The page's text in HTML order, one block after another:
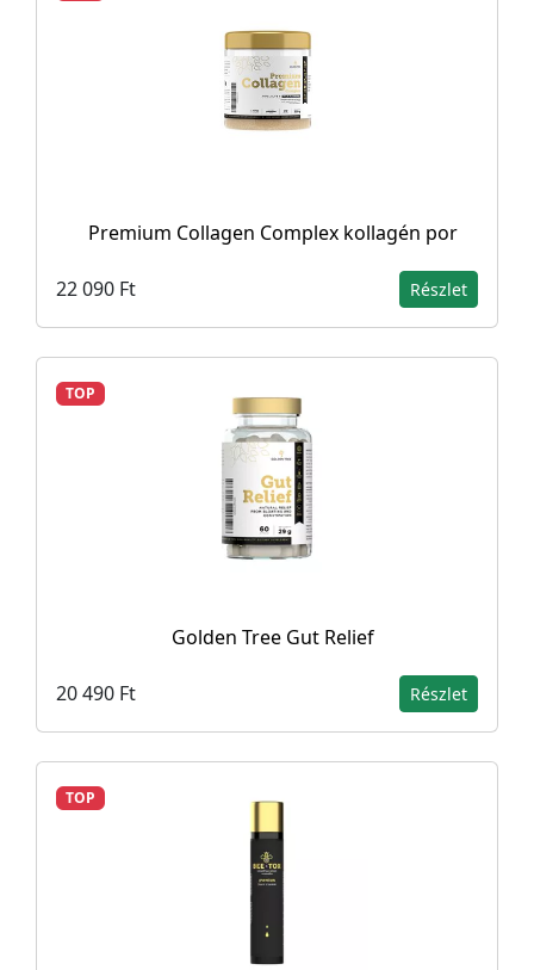
Premium Collagen Complex kollagén por
22 090 Ft Részlet
TOP
Golden Tree Gut Relief
20 490 Ft Részlet
TOP